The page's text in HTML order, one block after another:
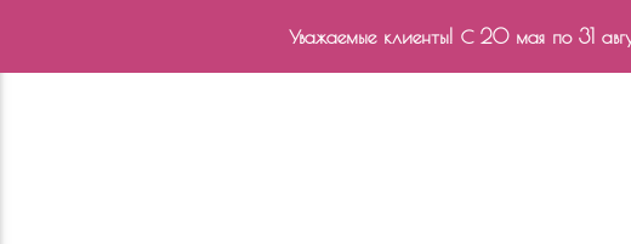
Уважаемые клиенты! С 20 мая по 31